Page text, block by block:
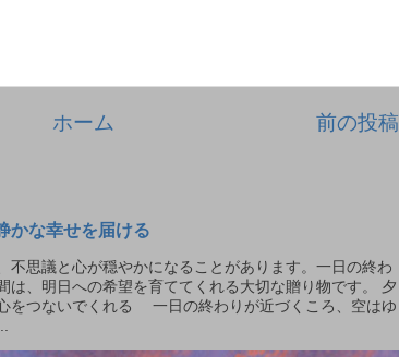
前の投稿
ホーム
かな幸せを届ける
思議と心が穏やかになることがあります。一日の終わ
は、明日への希望を育ててくれる大切な贈り物です。 夕
をつないでくれる 一日の終わりが近づくころ、空はゆ